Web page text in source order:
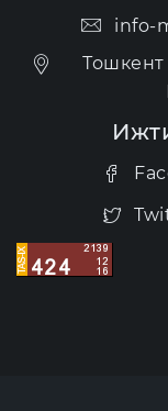
info-